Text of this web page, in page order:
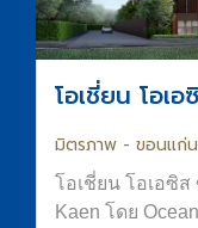
โอเชี่ยน โอเ
มิตรภาพ - ขอนแก่น
โอเชี่ยน โอเอซิ
Kaen โดย